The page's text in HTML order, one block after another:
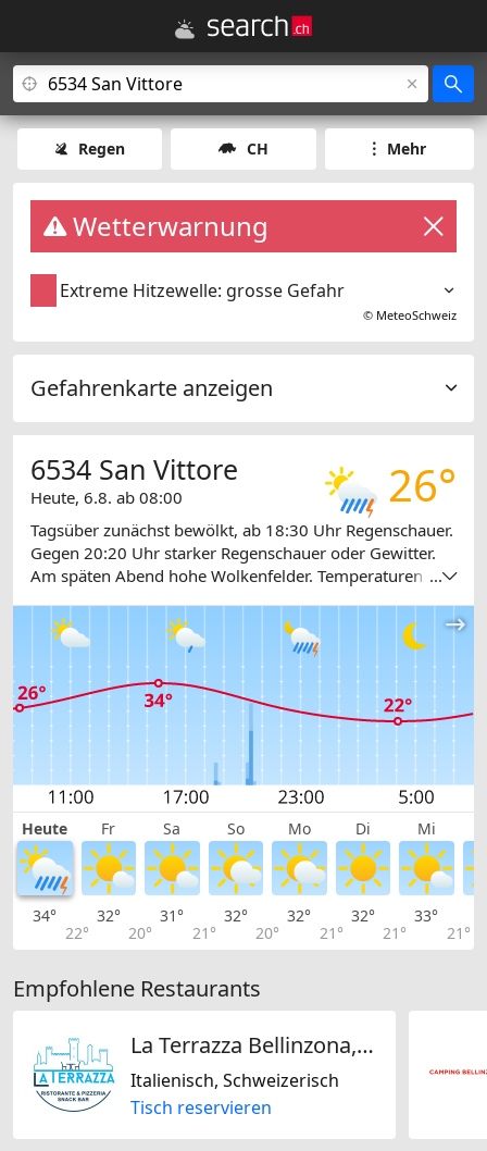
Regen CH Mehr
Wetterwarnung
Extreme Hitzewelle: grosse Gefahr
© MeteoSchweiz
Gefahrenkarte anzeigen
26°
6534 San Vittore
Heute, 6.8. ab 08:00
Tagsüber zunächst bewölkt, ab 18:30 Uhr Regenschauer.
Gegen 20:20 Uhr starker Regenschauer oder Gewitter.
Am späten Abend hohe Wolkenfelder. Temperaturen ...
Heute Fr Sa So Mo Di Mi
34°
22°
32°
20°
31°
21°
32°
20°
32°
21°
32°
21°
33°
21°
Empfohlene Restaurants
La Terrazza Bellinzona, Ristorante & Pizzeria - Snack Bar
Italienisch, Schweizerisch
Tisch reservieren